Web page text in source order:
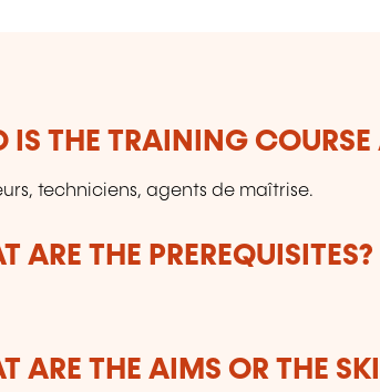
IS THE TRAINING COURSE
techniciens, agents de maîtrise.
ARE THE PREREQUISITES?
ARE THE AIMS OR THE